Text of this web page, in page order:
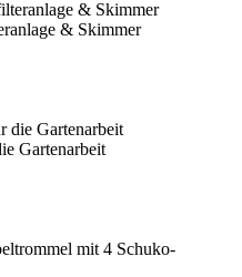
& Skimmer
Gartenarbeit